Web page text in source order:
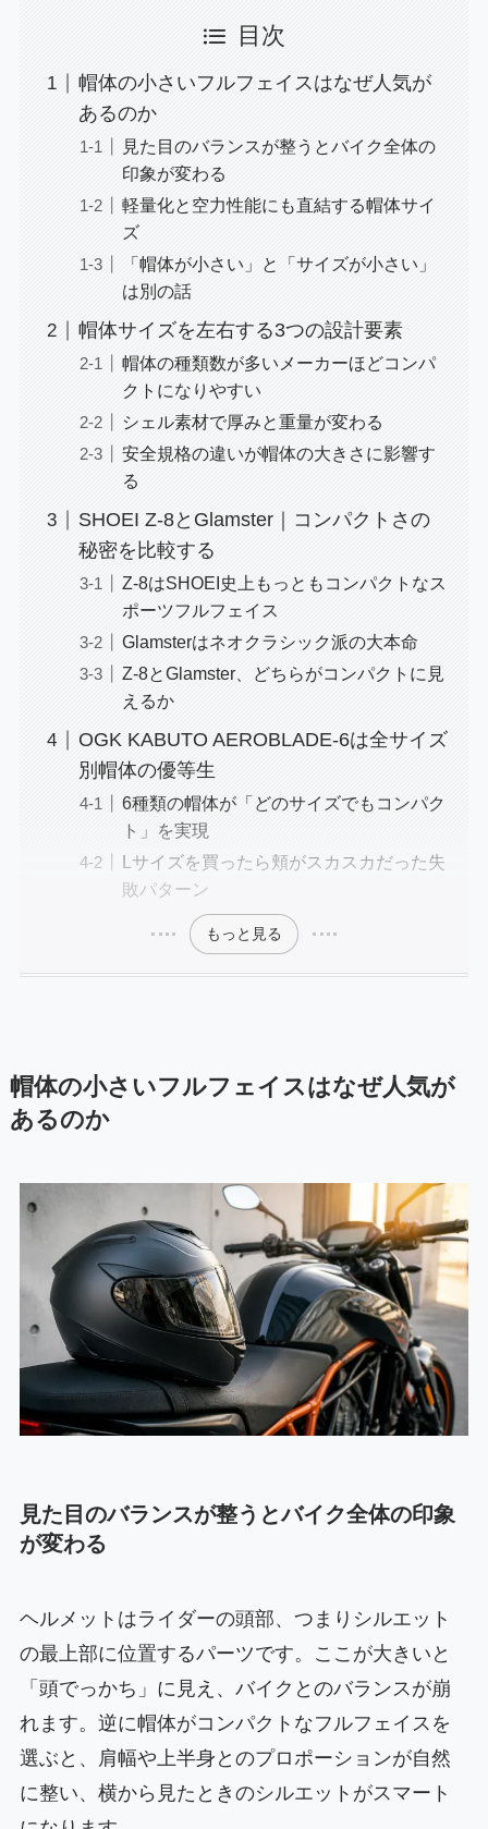
目次
帽体の小さいフルフェイスはなぜ人気が
あるのか
見た目のバランスが整うとバイク全体の
印象が変わる
軽量化と空力性能にも直結する帽体サイ
ズ
「帽体が小さい」と「サイズが小さい」
は別の話
帽体サイズを左右する3つの設計要素
帽体の種類数が多いメーカーほどコンパ
クトになりやすい
シェル素材で厚みと重量が変わる
安全規格の違いが帽体の大きさに影響す
る
SHOEI Z-8とGlamster｜コンパクトさの
秘密を比較する
Z-8はSHOEI史上もっともコンパクトなス
ポーツフルフェイス
Glamsterはネオクラシック派の大本命
Z-8とGlamster、どちらがコンパクトに見
えるか
OGK KABUTO AEROBLADE-6は全サイズ
別帽体の優等生
6種類の帽体が「どのサイズでもコンパク
ト」を実現
Lサイズを買ったら頬がスカスカだった失
敗パターン
もっと見る
帽体の小さいフルフェイスはなぜ人気が
あるのか
見た目のバランスが整うとバイク全体の印象
が変わる
ヘルメットはライダーの頭部、つまりシルエット
の最上部に位置するパーツです。ここが大きいと
「頭でっかち」に見え、バイクとのバランスが崩
れます。逆に帽体がコンパクトなフルフェイスを
選ぶと、肩幅や上半身とのプロポーションが自然
に整い、横から見たときのシルエットがスマート